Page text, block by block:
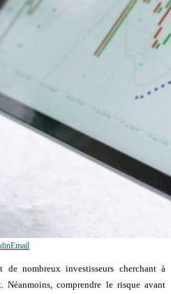
Email
nombreux investisseurs cherchant à
Néanmoins, comprendre le risque avant